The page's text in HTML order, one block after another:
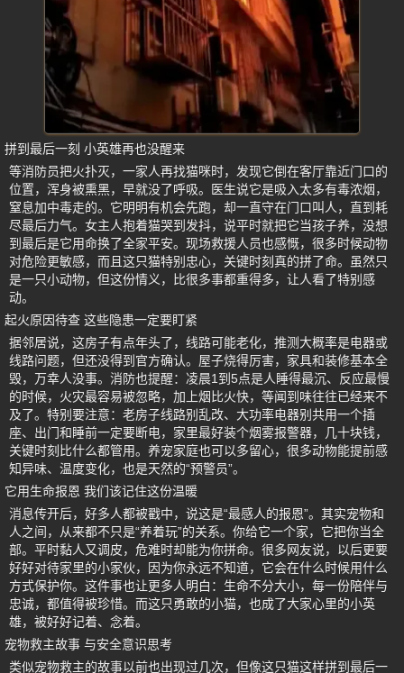
拼到最后一刻 小英雄再也没醒来
等消防员把火扑灭，一家人再找猫咪时，发现它倒在客厅靠近门口的
位置，浑身被熏黑，早就没了呼吸。医生说它是吸入太多有毒浓烟，
窒息加中毒走的。它明明有机会先跑，却一直守在门口叫人，直到耗
尽最后力气。女主人抱着猫哭到发抖，说平时就把它当孩子养，没想
到最后是它用命换了全家平安。现场救援人员也感慨，很多时候动物
对危险更敏感，而且这只猫特别忠心，关键时刻真的拼了命。虽然只
是一只小动物，但这份情义，比很多事都重得多，让人看了特别感
动。
起火原因待查 这些隐患一定要盯紧
据邻居说，这房子有点年头了，线路可能老化，推测大概率是电器或
线路问题，但还没得到官方确认。屋子烧得厉害，家具和装修基本全
毁，万幸人没事。消防也提醒：凌晨1到5点是人睡得最沉、反应最慢
的时候，火灾最容易被忽略，加上烟比火快，等闻到味往往已经来不
及了。特别要注意：老房子线路别乱改、大功率电器别共用一个插
座、出门和睡前一定要断电，家里最好装个烟雾报警器，几十块钱，
关键时刻比什么都管用。养宠家庭也可以多留心，很多动物能提前感
知异味、温度变化，也是天然的“预警员”。
它用生命报恩 我们该记住这份温暖
消息传开后，好多人都被戳中，说这是“最感人的报恩”。其实宠物和
人之间，从来都不只是“养着玩”的关系。你给它一个家，它把你当全
部。平时黏人又调皮，危难时却能为你拼命。很多网友说，以后更要
好好对待家里的小家伙，因为你永远不知道，它会在什么时候用什么
方式保护你。这件事也让更多人明白：生命不分大小，每一份陪伴与
忠诚，都值得被珍惜。而这只勇敢的小猫，也成了大家心里的小英
雄，被好好记着、念着。
宠物救主故事 与安全意识思考
类似宠物救主的故事以前也出现过几次，但像这只猫这样拼到最后一